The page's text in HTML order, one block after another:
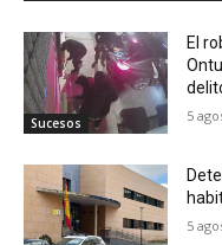
Sucesos
El
5
5